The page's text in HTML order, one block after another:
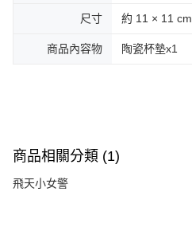
尺寸 約 11 × 11 cm
商品內容物 陶瓷杯墊x1
商品相關分類 (1)
飛天小女警